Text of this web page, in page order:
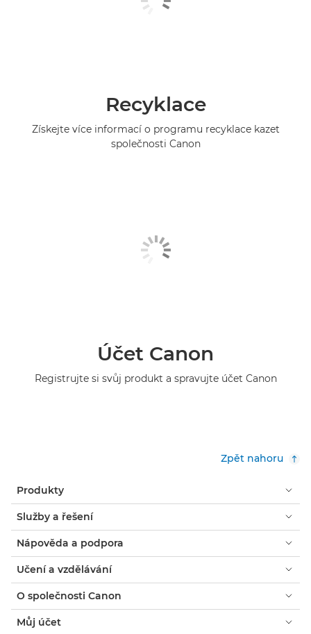
Recyklace
Získejte více informací o programu recyklace kazet
společnosti Canon
Účet Canon
Registrujte si svůj produkt a spravujte účet Canon
Zpět nahoru
Produkty
Služby a řešení
Nápověda a podpora
Učení a vzdělávání
O společnosti Canon
Můj účet